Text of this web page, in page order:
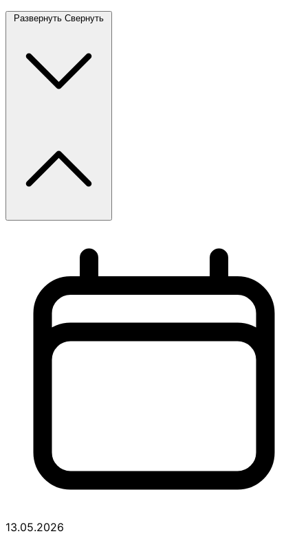
Развернуть Свернуть
13.05.2026